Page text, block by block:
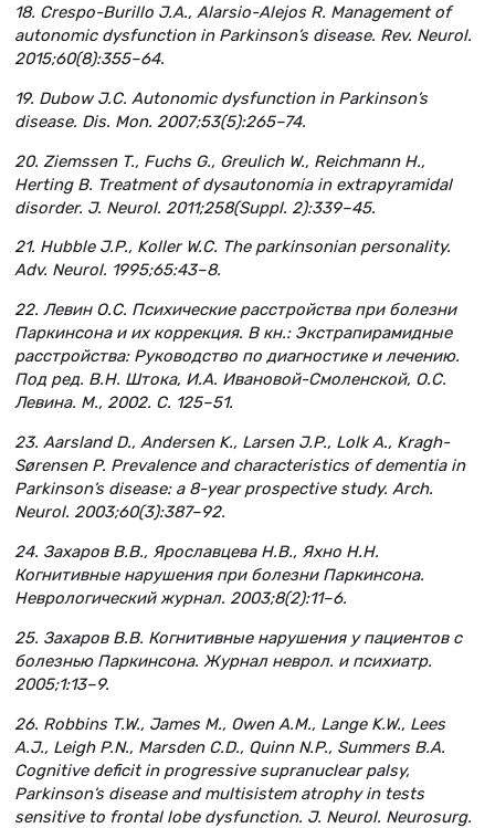
18. Crespo-Burillo J.A., Alarsio-Alejos R. Management of
autonomic dysfunction in Parkinson’s disease. Rev. Neurol.
2015;60(8):355–64.
19. Dubow J.C. Autonomic dysfunction in Parkinson’s
disease. Dis. Mon. 2007;53(5):265–74.
20. Ziemssen T., Fuchs G., Greulich W., Reichmann H.,
Herting B. Treatment of dysautonomia in extrapyramidal
disorder. J. Neurol. 2011;258(Suppl. 2):339–45.
21. Hubble J.P., Koller W.C. The parkinsonian personality.
Adv. Neurol. 1995;65:43–8.
22. Левин О.С. Психические расстройства при болезни
Паркинсона и их коррекция. В кн.: Экстрапирамидные
расстройства: Руководство по диагностике и лечению.
Под ред. В.Н. Штока, И.А. Ивановой-Смоленской, О.С.
Левина. М., 2002. С. 125–51.
23. Aarsland D., Andersen K., Larsen J.P., Lolk A., Kragh-
Sørensen P. Prevalence and characteristics of dementia in
Parkinson’s disease: a 8-year prospective study. Arch.
Neurol. 2003;60(3):387–92.
24. Захаров В.В., Ярославцева Н.В., Яхно Н.Н.
Когнитивные нарушения при болезни Паркинсона.
Неврологический журнал. 2003;8(2):11–6.
25. Захаров В.В. Когнитивные нарушения у пациентов с
болезнью Паркинсона. Журнал неврол. и психиатр.
2005;1:13–9.
26. Robbins T.W., James M., Owen A.M., Lange K.W., Lees
A.J., Leigh P.N., Marsden C.D., Quinn N.P., Summers B.A.
Cognitive deficit in progressive supranuclear palsy,
Parkinson’s disease and multisistem atrophy in tests
sensitive to frontal lobe dysfunction. J. Neurol. Neurosurg.